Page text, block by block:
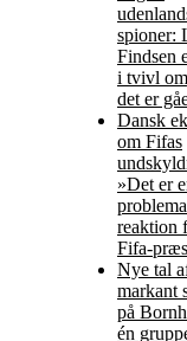
spioner:
Findsen
i tvivl
det er
Dansk
om Fifas
»Det er
reaktion
Fifa-
Nye tal
markant
på
én